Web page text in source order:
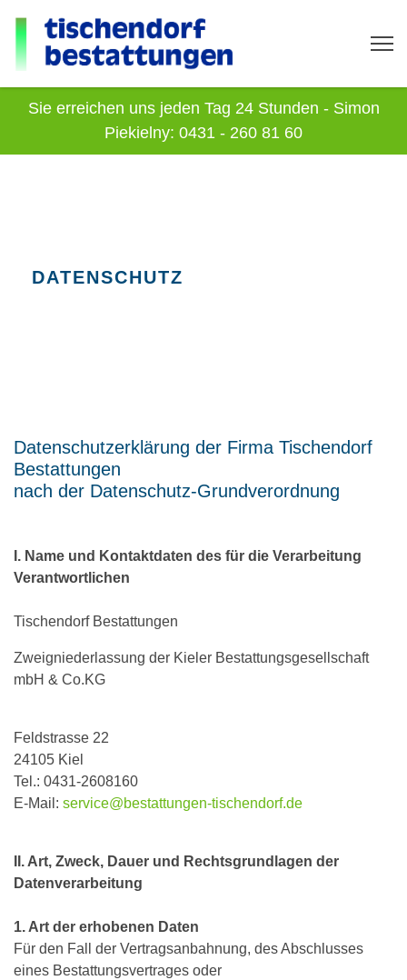
Sie erreichen uns jeden Tag 24 Stunden - Simon
Piekielny: 0431 - 260 81 60
DATENSCHUTZ
Datenschutzerklärung der Firma Tischendorf
Bestattungen
nach der Datenschutz-Grundverordnung
I. Name und Kontaktdaten des für die Verarbeitung
Verantwortlichen
Tischendorf Bestattungen
Zweigniederlassung der Kieler Bestattungsgesellschaft
mbH & Co.KG
Feldstrasse 22
24105 Kiel
Tel.: 0431-2608160
E-Mail: service@bestattungen-tischendorf.de
II. Art, Zweck, Dauer und Rechtsgrundlagen der
Datenverarbeitung
1. Art der erhobenen Daten
Für den Fall der Vertragsanbahnung, des Abschlusses
eines Bestattungsvertrages oder